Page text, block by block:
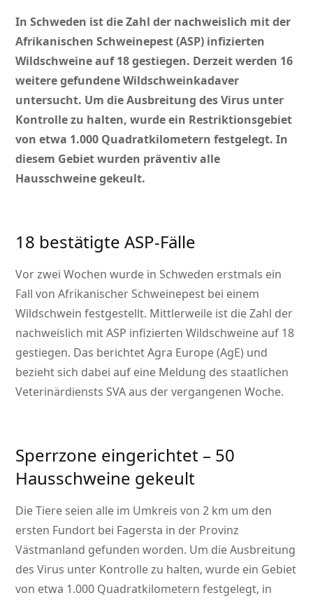
In Schweden ist die Zahl der nachweislich mit der
Afrikanischen Schweinepest (ASP) infizierten
Wildschweine auf 18 gestiegen. Derzeit werden 16
weitere gefundene Wildschweinkadaver
untersucht. Um die Ausbreitung des Virus unter
Kontrolle zu halten, wurde ein Restriktionsgebiet
von etwa 1.000 Quadratkilometern festgelegt. In
diesem Gebiet wurden präventiv alle
Hausschweine gekeult.
18 bestätigte ASP-Fälle
Vor zwei Wochen wurde in Schweden erstmals ein
Fall von Afrikanischer Schweinepest bei einem
Wildschwein festgestellt. Mittlerweile ist die Zahl der
nachweislich mit ASP infizierten Wildschweine auf 18
gestiegen. Das berichtet Agra Europe (AgE) und
bezieht sich dabei auf eine Meldung des staatlichen
Veterinärdiensts SVA aus der vergangenen Woche.
Sperrzone eingerichtet – 50
Hausschweine gekeult
Die Tiere seien alle im Umkreis von 2 km um den
ersten Fundort bei Fagersta in der Provinz
Västmanland gefunden worden. Um die Ausbreitung
des Virus unter Kontrolle zu halten, wurde ein Gebiet
von etwa 1.000 Quadratkilometern festgelegt, in